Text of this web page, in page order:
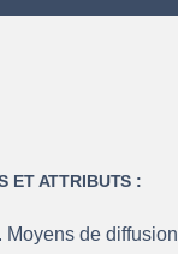
ET ATTRIBUTS :
Moyens de diffusion